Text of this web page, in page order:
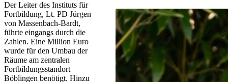
Der Leiter des Instituts für
Fortbildung, Lt. PD Jürgen
von Massenbach-Bardt,
führte eingangs durch die
Zahlen. Eine Million Euro
wurde für den Umbau der
Räume am zentralen
Fortbildungsstandort
Böblingen benötigt. Hinzu